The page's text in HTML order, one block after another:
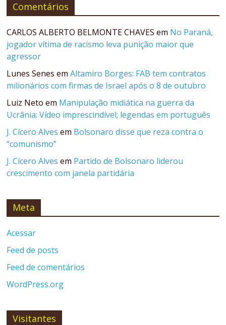
Comentários
CARLOS ALBERTO BELMONTE CHAVES em No Paraná,
jogador vítima de racismo leva punição maior que
agressor
Lunes Senes emAltamiro Borges: FAB tem contratos
milionários com firmas de Israel após o 8 de outubro
Luiz Neto em Manipulação midiática na guerra da
Ucrânia: Vídeo imprescindível; legendas em português
J. Cícero Alves em Bolsonaro disse que reza contra o
“comunismo”
J. Cícero Alves em Partido de Bolsonaro liderou
crescimento com janela partidária
Meta
Acessar
Feed de posts
Feed de comentários
WordPress.org
Visitantes